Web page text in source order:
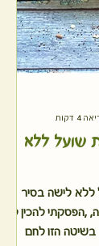
שועל ללא
לישה בסיר
,הפסקתי להכין
הזו לחם
4 דקות